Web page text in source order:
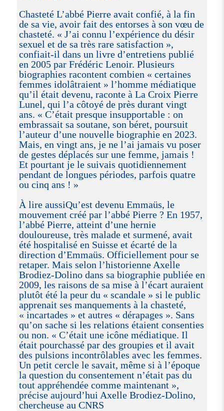
Chasteté L’abbé Pierre avait confié, à la fin
de sa vie, avoir fait des entorses à son vœu de
chasteté. « J’ai connu l’expérience du désir
sexuel et de sa très rare satisfaction »,
confiait-il dans un livre d’entretiens publié
en 2005 par Frédéric Lenoir. Plusieurs
biographies racontent combien « certaines
femmes idolâtraient » l’homme médiatique
qu’il était devenu, raconte à La Croix Pierre
Lunel, qui l’a côtoyé de près durant vingt
ans. « C’était presque insupportable : on
embrassait sa soutane, son béret, poursuit
l’auteur d’une nouvelle biographie en 2023.
Mais, en vingt ans, je ne l’ai jamais vu poser
de gestes déplacés sur une femme, jamais !
Et pourtant je le suivais quotidiennement
pendant de longues périodes, parfois quatre
ou cinq ans ! »
À lire aussiQu’est devenu Emmaüs, le
mouvement créé par l’abbé Pierre ? En 1957,
l’abbé Pierre, atteint d’une hernie
douloureuse, très malade et surmené, avait
été hospitalisé en Suisse et écarté de la
direction d’Emmaüs. Officiellement pour se
retaper. Mais selon l’historienne Axelle
Brodiez-Dolino dans sa biographie publiée en
2009, les raisons de sa mise à l’écart auraient
plutôt été la peur du « scandale » si le public
apprenait ses manquements à la chasteté,
« incartades » et autres « dérapages ». Sans
qu’on sache si les relations étaient consenties
ou non. « C’était une icône médiatique. Il
était pourchassé par des groupies et il avait
des pulsions incontrôlables avec les femmes.
Un petit cercle le savait, même si à l’époque
la question du consentement n’était pas du
tout appréhendée comme maintenant »,
précise aujourd’hui Axelle Brodiez-Dolino,
chercheuse au CNRS